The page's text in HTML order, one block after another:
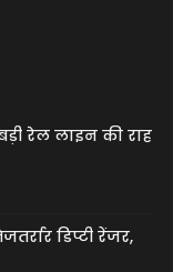
रेल लाइन की राह
डिप्टी रेंजर,